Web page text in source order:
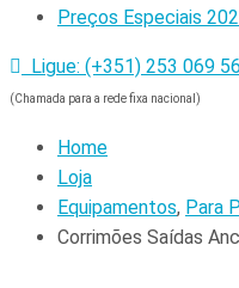
Preços Especiais
Ligue: (+351) 253 069
(Chamada para a rede fixa nacional)
Home
Loja
Equipamentos, Para
Corrimões Saídas